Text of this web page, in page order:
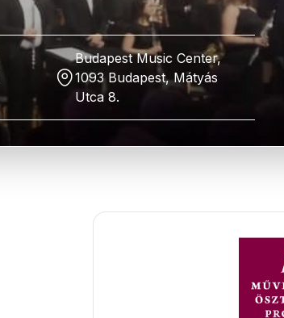
Budapest Music Center,
1093 Budapest, Mátyás
Utca 8.